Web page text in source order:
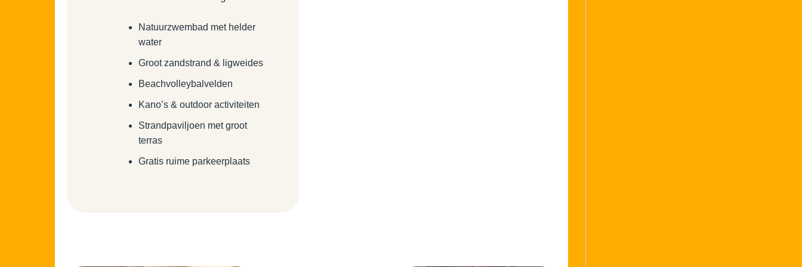
Natuurzwembad met helder
water
Groot zandstrand & ligweides
Beachvolleybalvelden
Kano’s & outdoor activiteiten
Strandpaviljoen met groot
terras
Gratis ruime parkeerplaats